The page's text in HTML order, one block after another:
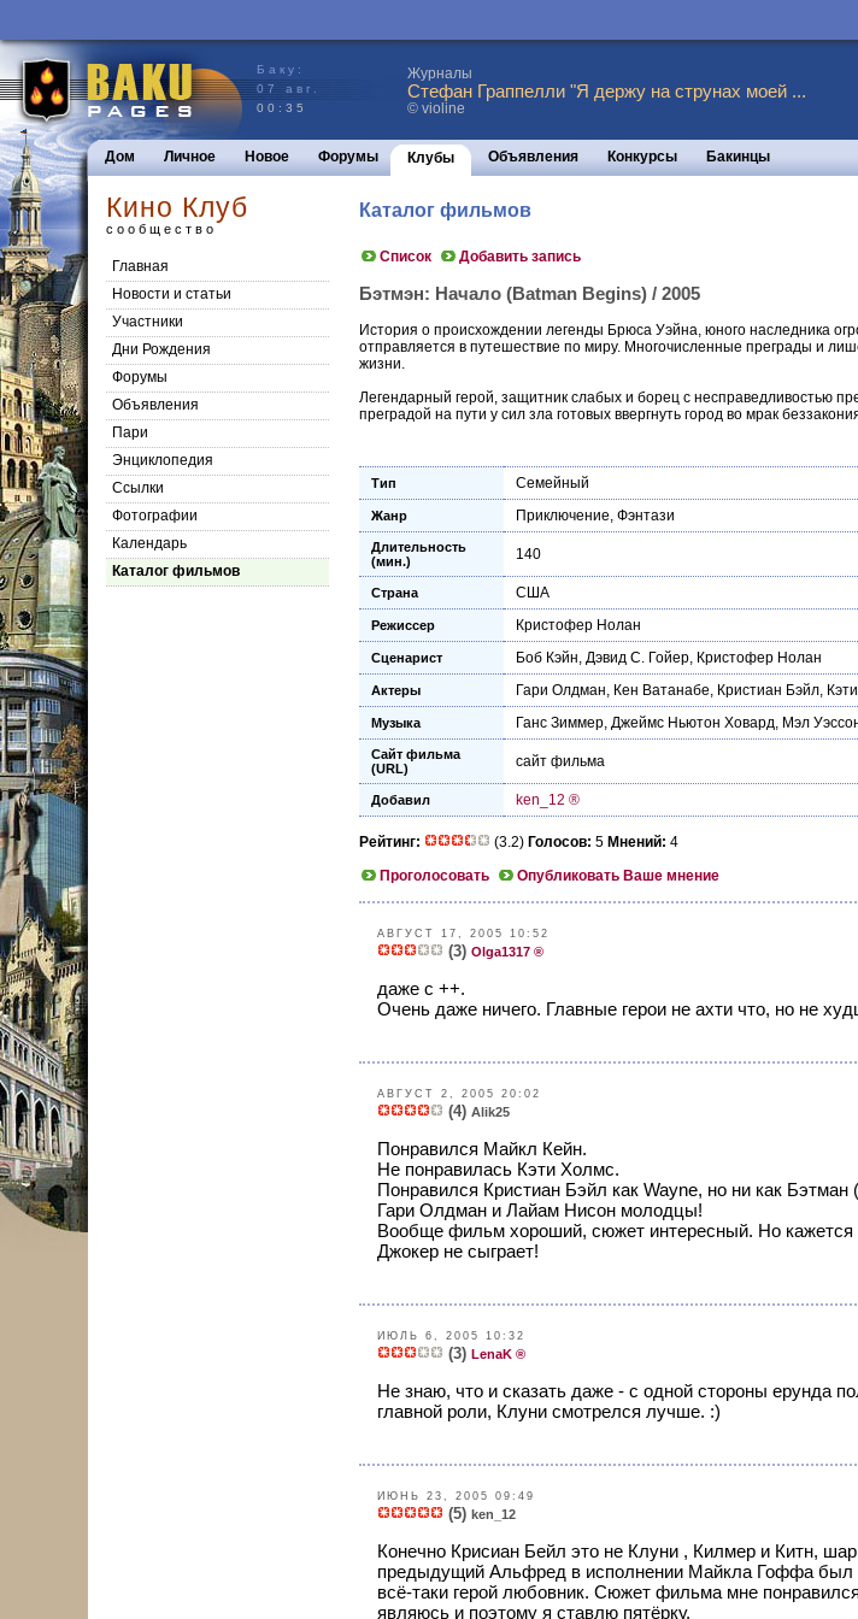
Баку:
07 авг.
00:35
Журналы
Стефан Граппелли "Я держу на струнах моей ...
© violine
Дом Личное Новое Форумы Клубы Объявления Конкурсы Бакинцы
Кино Клуб
сообщество
Главная
Новости и статьи
Участники
Дни Рождения
Форумы
Объявления
Пари
Энциклопедия
Cсылки
Фотографии
Календарь
Каталог фильмов
Каталог фильмов
Список Добавить запись
Бэтмэн: Начало (Batman Begins) / 2005
История о происхождении легенды Брюса Уэйна, юного наследника
отправляется в путешествие по миру. Многочисленные преграды и
жизни.
Легендарный герой, защитник слабых и борец с несправедливостью
преградой на пути у сил зла готовых ввергнуть город во мрак
Тип Семейный
Жанр Приключение, Фэнтази
Длительность
(мин.)
140
Страна США
Режиссер Кристофер Нолан
Сценарист Боб Кэйн, Дэвид С. Гойер, Кристофер Нолан
Актеры Гари Олдман, Кен Ватанабе, Кристиан Бэйл,
Музыка Ганс Зиммер, Джеймс Ньютон Ховард, Мэл
Сайт фильма
(URL)
сайт фильма
Добавил ken_12 ®
Рейтинг: (3.2) Голосов: 5 Мнений: 4
Проголосовать
Опубликовать Ваше мнение
АВГУСТ 17, 2005 10:52
(3) Olga1317 ®
даже с ++.
Очень даже ничего. Главные герои не ахти что, но не
АВГУСТ 2, 2005 20:02
(4) Alik25
Понравился Майкл Кейн.
Не понравилась Кэти Холмс.
Понравился Кристиан Бэйл как Wayne, но ни как Бэтман
Гари Олдман и Лайам Нисон молодцы!
Вообще фильм хороший, сюжет интересный. Но
Джокер не сыграет!
ИЮЛЬ 6, 2005 10:32
(3) LenaK ®
Не знаю, что и сказать даже - с одной стороны ерунда
главной роли, Клуни смотрелся лучше. :)
ИЮНЬ 23, 2005 09:49
(5) ken_12
Конечно Крисиан Бейл это не Клуни , Килмер и Китн,
предыдущий Альфред в исполнении Майкла Гоффа был
всё-таки герой любовник. Сюжет фильма мне
являюсь и поэтому я ставлю пятёрку.